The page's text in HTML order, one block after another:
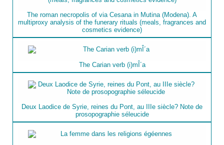
The roman necropolis of via Cesana in Mutina (Modena). A
multiproxy analysis of the funerary rituals (meals, fragrances and
cosmetics evidence)
The Carian verb (i)mÎ´a
Deux Laodice de Syrie, reines du Pont, au IIIe siècle? Note de
prosopographie séleucide